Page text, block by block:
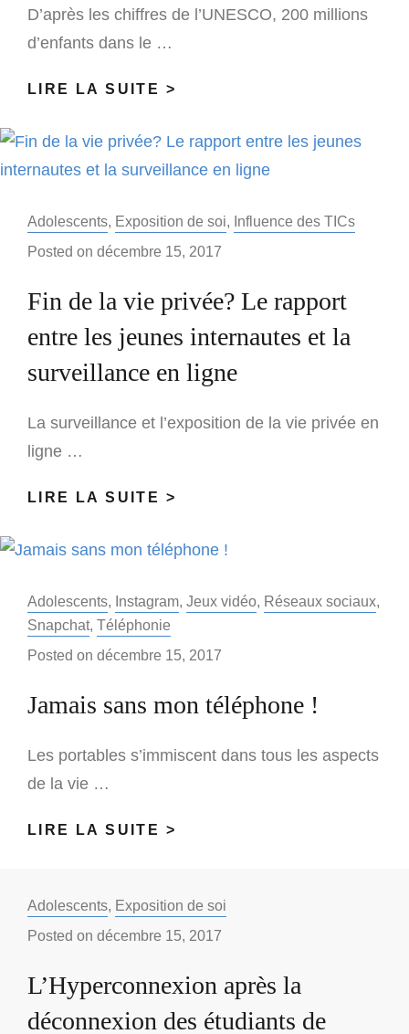
D’après les chiffres de l’UNESCO, 200 millions
d’enfants dans le …
LIRE LA SUITE >
:
UN
VIRTUEL
Categories:
Adolescents, Exposition de soi, Influence des TICs
Posted on décembre 15, 2017
Fin de la vie privée? Le rapport
entre les jeunes internautes et la
surveillance en ligne
La surveillance et l’exposition de la vie privée en
ligne …
LIRE LA SUITE >
LA
PRIVÉE?
RAPPORT
LES
INTERNAUTES
Categories:
Adolescents, Instagram, Jeux vidéo, Réseaux sociaux,
Snapchat, Téléphonie
Posted on décembre 15, 2017
Jamais sans mon téléphone !
Les portables s’immiscent dans tous les aspects
de la vie …
LIRE LA SUITE >
TÉLÉPHONE
!
Categories:
Adolescents, Exposition de soi
Posted on décembre 15, 2017
L’Hyperconnexion après la
déconnexion des étudiants de